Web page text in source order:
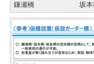
鎌瀬橋 坂本